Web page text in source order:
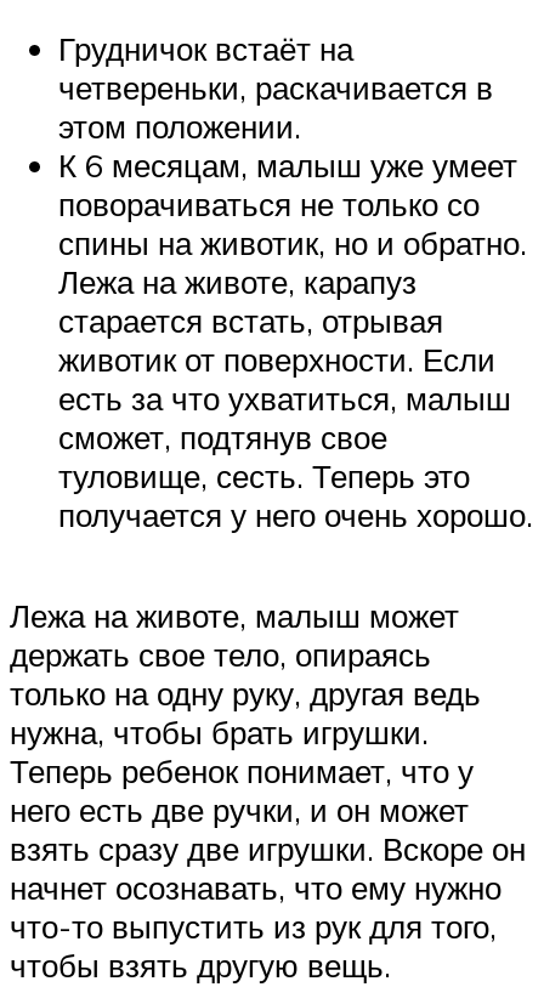
Грудничок встаёт на
четвереньки, раскачивается в
этом положении.
К 6 месяцам, малыш уже умеет
поворачиваться не только со
спины на животик, но и обратно.
Лежа на животе, карапуз
старается встать, отрывая
животик от поверхности. Если
есть за что ухватиться, малыш
сможет, подтянув свое
туловище, сесть. Теперь это
получается у него очень хорошо.
Лежа на животе, малыш может
держать свое тело, опираясь
только на одну руку, другая ведь
нужна, чтобы брать игрушки.
Теперь ребенок понимает, что у
него есть две ручки, и он может
взять сразу две игрушки. Вскоре он
начнет осознавать, что ему нужно
что-то выпустить из рук для того,
чтобы взять другую вещь.